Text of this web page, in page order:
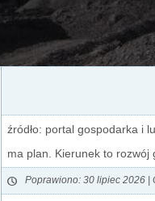
źródło: portal gospodarka i
ma plan. Kierunek to rozwój
Poprawiono: 30 lipiec 2026